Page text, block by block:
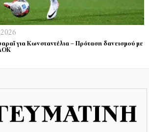
για Κωνσταντέλια – Πρόταση δανεισμού με